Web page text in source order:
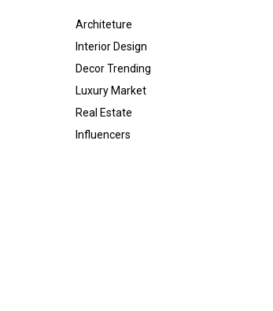
Architeture
Interior Design
Decor Trending
Luxury Market
Real Estate
Influencers